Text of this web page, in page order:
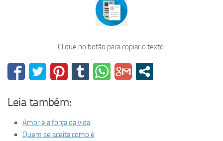
Clique no botão para copiar o texto.
Leia também:
Amor é a força da vida
Quem se aceita como é